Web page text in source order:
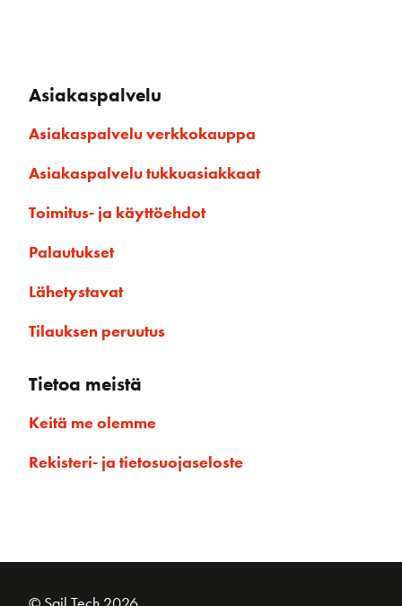
Asiakaspalvelu
Asiakaspalvelu verkkokauppa
Asiakaspalvelu tukkuasiakkaat
Toimitus- ja käyttöehdot
Palautukset
Lähetystavat
Tilauksen peruutus
Tietoa meistä
Keitä me olemme
Rekisteri- ja tietosuojaseloste